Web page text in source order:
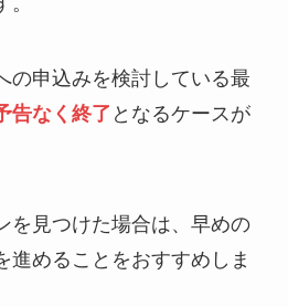
の申込みを検討している最
告なく終了 となるケースが
を見つけた場合は、早めの
進めることをおすすめしま